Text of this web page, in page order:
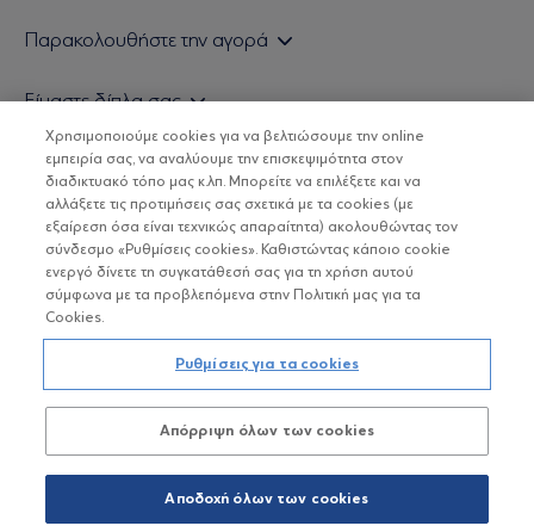
Τιμολογιακή Πολιτική
Δείτε τις πολιτικές μας
Βασικές Γνώσεις
Παρακολουθήστε την αγορά
Τα νέα μας
Χρήσιμοι σύνδεσμοι
Είμαστε δίπλα σας
H Eurobank Asset Management ΑΕΔΑΚ
Επενδυτική φιλοσοφία ESG
Πιστοποιημένα στελέχη και συνεργάτες
Αποστολή Βιογραφικών
ΟΙ ΟΣΕΚΑ ΔΕΝ ΕΧΟΥΝ ΕΓΓΥΗΜΕΝΗ ΑΠΟΔΟΣΗ ΚΑΙ ΟΙ
ΠΡΟΗΓΟΥΜΕΝΕΣ ΑΠΟΔΟΣΕΙΣ ΔΕΝ ΔΙΑΣΦΑΛΙΖΟΥΝ ΤΙΣ
ΜΕΛΛΟΝΤΙΚΕΣ
Copyright © Eurobank ΑΕΔΑΚ
Προστασία Προσωπικών Δεδομένων
Όροι χρήσης
Πολιτική cookies
Χρησιμοποιούμε cookies για να βελτιώσουμε την online
εμπειρία σας, να αναλύουμε την επισκεψιμότητα στον
διαδικτυακό τόπο μας κ.λπ. Μπορείτε να επιλέξετε και να
αλλάξετε τις προτιμήσεις σας σχετικά με τα cookies (με
εξαίρεση όσα είναι τεχνικώς απαραίτητα) ακολουθώντας τον
σύνδεσμο «Ρυθμίσεις cookies». Καθιστώντας κάποιο cookie
ενεργό δίνετε τη συγκατάθεσή σας για τη χρήση αυτού
σύμφωνα με τα προβλεπόμενα στην Πολιτική μας για τα
Cookies.
Ρυθμίσεις για τα cookies
Απόρριψη όλων των cookies
Αποδοχή όλων των cookies